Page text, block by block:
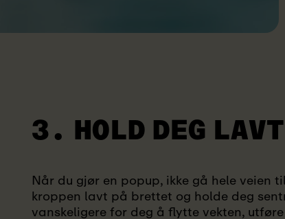
3. HOLD DEG LAVT
Når du gjør en popup, ikke gå hele veien
kroppen lavt på brettet og holde deg
vanskeligere for deg å flytte vekten,